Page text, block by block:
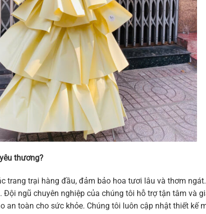
thương?
trang trại hàng đầu, đảm bảo hoa tươi lâu và thơm
ngũ chuyên nghiệp của chúng tôi hỗ trợ tận tâm và
toàn cho sức khỏe. Chúng tôi luôn cập nhật thiết kế